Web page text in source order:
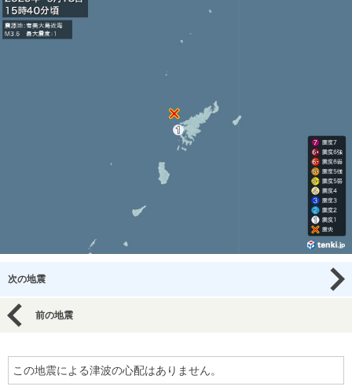
次の地震
前の地震
この地震による津波の心配はありません。